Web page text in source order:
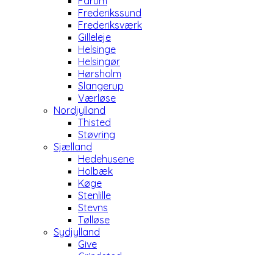
Frederikssund
Frederiksværk
Gilleleje
Helsinge
Helsingør
Hørsholm
Slangerup
Værløse
Nordjylland
Thisted
Støvring
Sjælland
Hedehusene
Holbæk
Køge
Stenlille
Stevns
Tølløse
Sydjylland
Give